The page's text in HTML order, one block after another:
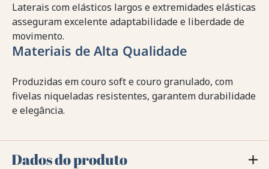
Laterais com elásticos largos e extremidades elásticas
asseguram excelente adaptabilidade e liberdade de
movimento.
Materiais de Alta Qualidade
Produzidas em couro soft e couro granulado, com
fivelas niqueladas resistentes, garantem durabilidade
e elegância.
Dados do produto